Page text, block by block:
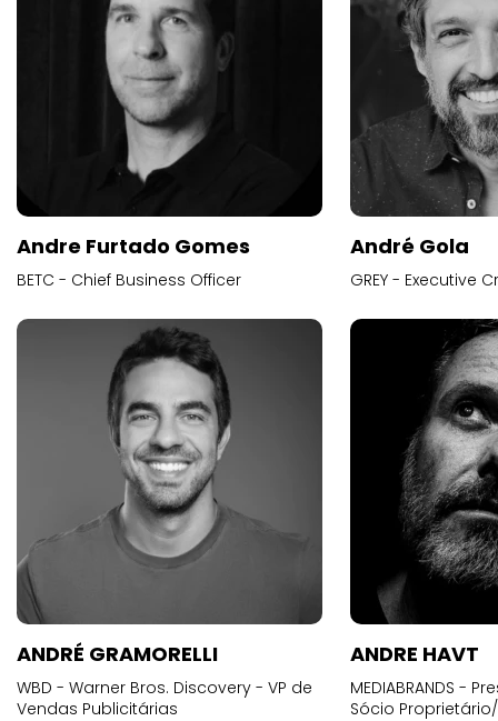
Andre Furtado Gomes
BETC - Chief Business Officer
André Gola
GREY - Executive
ANDRÉ GRAMORELLI
WBD - Warner Bros. Discovery - VP de
Vendas Publicitárias
ANDRE HAVT
MEDIABRANDS -
Sócio